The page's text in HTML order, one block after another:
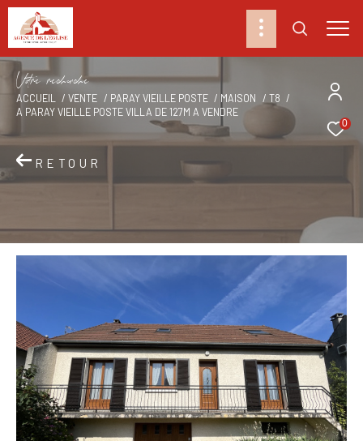
0
Vore recece
ACCUEIL VENTE PARAY VIEILLE POSTE MAISON
T8
A PARAY VIEILLE POSTE VILLA DE 127M A VENDRE
RETOUR